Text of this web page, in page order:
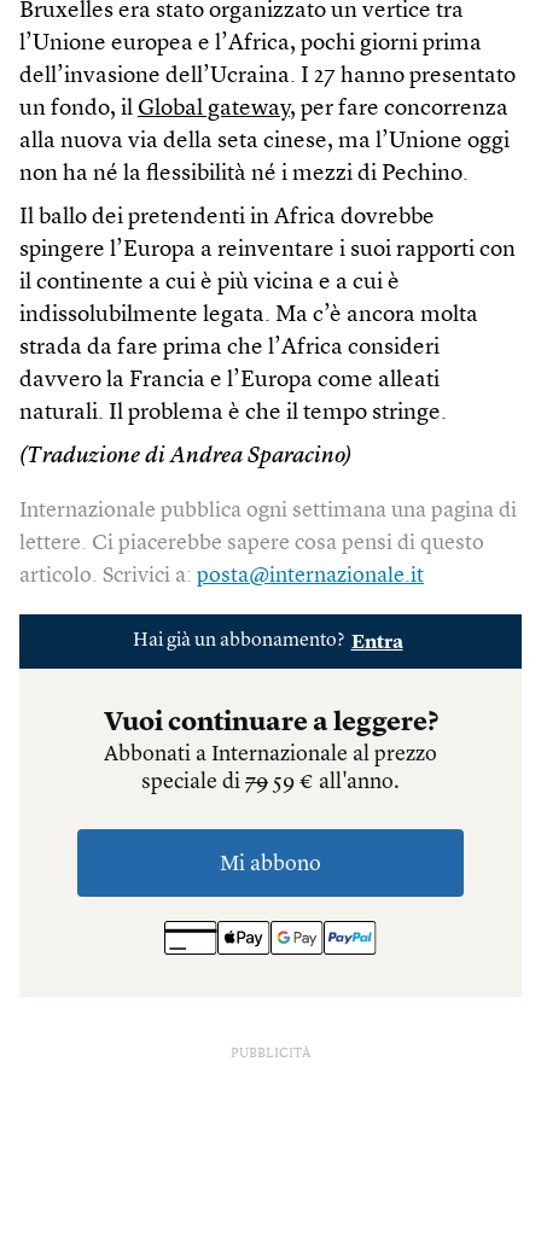
Bruxelles era stato organizzato un vertice tra
l’Unione europea e l’Africa, pochi giorni prima
dell’invasione dell’Ucraina. I 27 hanno presentato
un fondo, il Global gateway, per fare concorrenza
alla nuova via della seta cinese, ma l’Unione oggi
non ha né la flessibilità né i mezzi di Pechino.
Il ballo dei pretendenti in Africa dovrebbe
spingere l’Europa a reinventare i suoi rapporti con
il continente a cui è più vicina e a cui è
indissolubilmente legata. Ma c’è ancora molta
strada da fare prima che l’Africa consideri
davvero la Francia e l’Europa come alleati
naturali. Il problema è che il tempo stringe.
(Traduzione di Andrea Sparacino)
Internazionale pubblica ogni settimana una pagina di
lettere. Ci piacerebbe sapere cosa pensi di questo
articolo. Scrivici a: posta@internazionale.it
PUBBLICITÀ